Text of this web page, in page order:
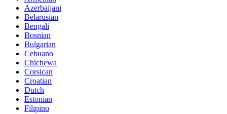
Azerbaijani
Belarusian
Bengali
Bosnian
Bulgarian
Cebuano
Chichewa
Corsican
Croatian
Dutch
Estonian
Filipino